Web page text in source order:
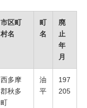
市区町
村名
町
名
廃
止
年
月
西多摩
郡秋多
町
油
平
197
205